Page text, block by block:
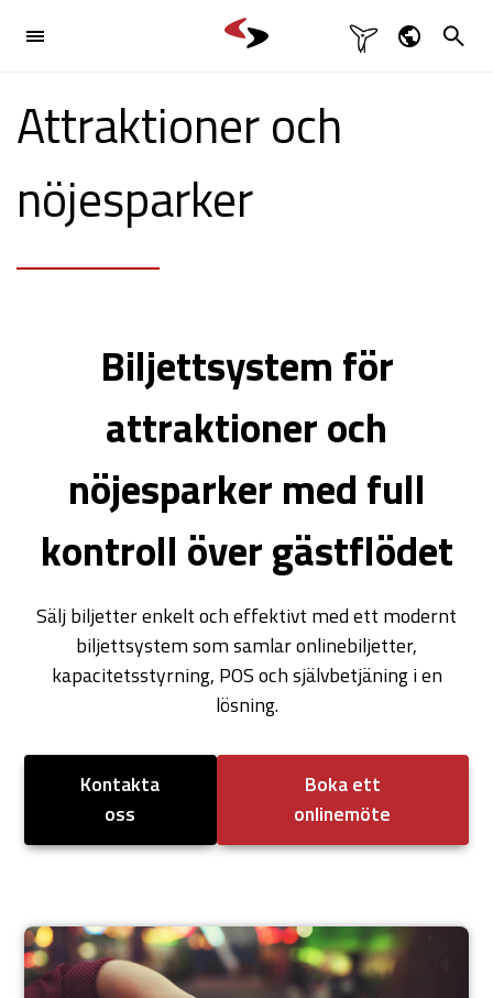
Branschlösning
Referenser

Attraktioner och
nöjesparker
Biljettsystem för
attraktioner och
nöjesparker med full
kontroll över gästflödet
Sälj biljetter enkelt och effektivt med ett modernt
biljettsystem som samlar onlinebiljetter,
kapacitetsstyrning, POS och självbetjäning i en
lösning.
Kontakta
oss
Boka ett
onlinemöte